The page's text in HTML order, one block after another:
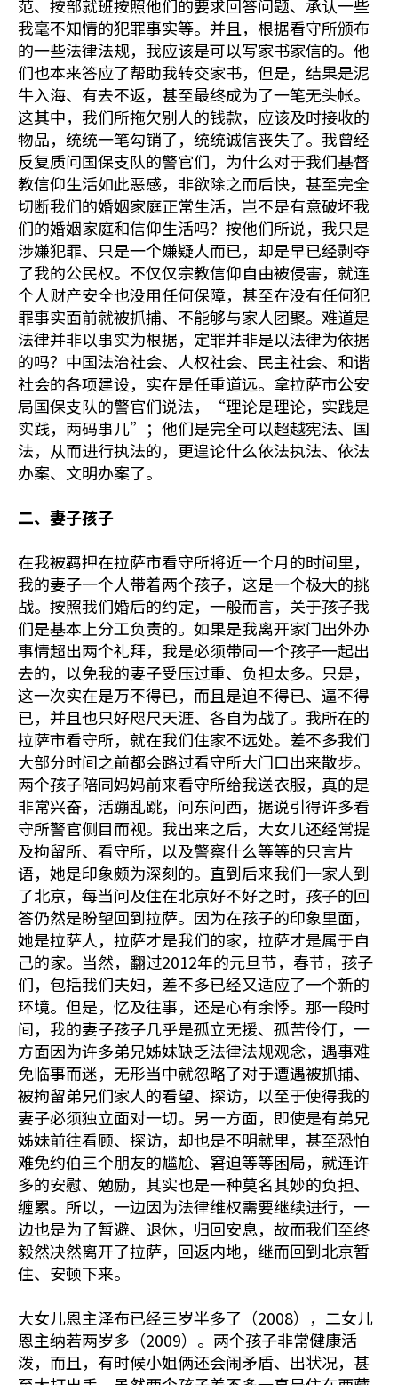
范、按部就班按照他们的要求回答问题、承认一些
我毫不知情的犯罪事实等。并且，根据看守所颁布
的一些法律法规，我应该是可以写家书家信的。他
们也本来答应了帮助我转交家书，但是，结果是泥
牛入海、有去不返，甚至最终成为了一笔无头帐。
这其中，我们所拖欠别人的钱款，应该及时接收的
物品，统统一笔勾销了，统统诚信丧失了。我曾经
反复质问国保支队的警官们，为什么对于我们基督
教信仰生活如此恶感，非欲除之而后快，甚至完全
切断我们的婚姻家庭正常生活，岂不是有意破坏我
们的婚姻家庭和信仰生活吗？按他们所说，我只是
涉嫌犯罪、只是一个嫌疑人而已，却是早已经剥夺
了我的公民权。不仅仅宗教信仰自由被侵害，就连
个人财产安全也没用任何保障，甚至在没有任何犯
罪事实面前就被抓捕、不能够与家人团聚。难道是
法律并非以事实为根据，定罪并非是以法律为依据
的吗？中国法治社会、人权社会、民主社会、和谐
社会的各项建设，实在是任重道远。拿拉萨市公安
局国保支队的警官们说法，“理论是理论，实践是
实践，两码事儿”；他们是完全可以超越宪法、国
法，从而进行执法的，更遑论什么依法执法、依法
办案、文明办案了。
二、妻子孩子
在我被羁押在拉萨市看守所将近一个月的时间里，
我的妻子一个人带着两个孩子，这是一个极大的挑
战。按照我们婚后的约定，一般而言，关于孩子我
们是基本上分工负责的。如果是我离开家门出外办
事情超出两个礼拜，我是必须带同一个孩子一起出
去的，以免我的妻子受压过重、负担太多。只是，
这一次实在是万不得已，而且是迫不得已、逼不得
已，并且也只好咫尺天涯、各自为战了。我所在的
拉萨市看守所，就在我们住家不远处。差不多我们
大部分时间之前都会路过看守所大门口出来散步。
两个孩子陪同妈妈前来看守所给我送衣服，真的是
非常兴奋，活蹦乱跳，问东问西，据说引得许多看
守所警官侧目而视。我出来之后，大女儿还经常提
及拘留所、看守所，以及警察什么等等的只言片
语，她是印象颇为深刻的。直到后来我们一家人到
了北京，每当问及住在北京好不好之时，孩子的回
答仍然是盼望回到拉萨。因为在孩子的印象里面，
她是拉萨人，拉萨才是我们的家，拉萨才是属于自
己的家。当然，翻过2012年的元旦节，春节，孩子
们，包括我们夫妇，差不多已经又适应了一个新的
环境。但是，忆及往事，还是心有余悸。那一段时
间，我的妻子孩子几乎是孤立无援、孤苦伶仃，一
方面因为许多弟兄姊妹缺乏法律法规观念，遇事难
免临事而迷，无形当中就忽略了对于遭遇被抓捕、
被拘留弟兄们家人的看望、探访，以至于使得我的
妻子必须独立面对一切。另一方面，即使是有弟兄
姊妹前往看顾、探访，却也是不明就里，甚至恐怕
难免约伯三个朋友的尴尬、窘迫等等困局，就连许
多的安慰、勉励，其实也是一种莫名其妙的负担、
缠累。所以，一边因为法律维权需要继续进行，一
边也是为了暂避、退休，归回安息，故而我们至终
毅然决然离开了拉萨，回返内地，继而回到北京暂
住、安顿下来。
大女儿恩主泽布已经三岁半多了（2008），二女儿
恩主纳若两岁多（2009）。两个孩子非常健康活
泼，而且，有时候小姐俩还会闹矛盾、出状况，甚